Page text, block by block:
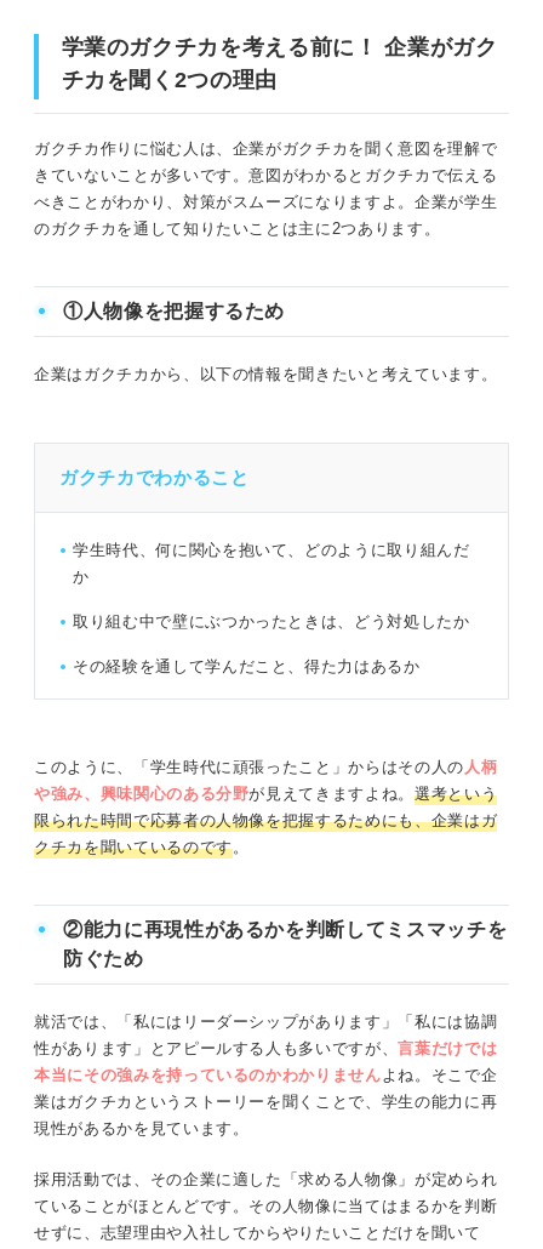
①役割が書いてない
②当たり前のことを書いている
③内容や語句が専門的すぎる
④誇張や嘘がある
学業から自分だけのガクチカを作って選考を突破し
学業のガクチカを考える前に！ 企業がガク
チカを聞く2つの理由
ガクチカ作りに悩む人は、企業がガクチカを聞く意図を理解で
きていないことが多いです。意図がわかるとガクチカで伝える
べきことがわかり、対策がスムーズになりますよ。企業が学生
のガクチカを通して知りたいことは主に2つあります。
①人物像を把握するため
企業はガクチカから、以下の情報を聞きたいと考えています。
ガクチカでわかること
学生時代、何に関心を抱いて、どのように取り組んだ
か
取り組む中で壁にぶつかったときは、どう対処したか
その経験を通して学んだこと、得た力はあるか
このように、「学生時代に頑張ったこと」からはその人の 人柄
や強み、興味関心のある分野が見えてきますよね。 選考という
限られた時間で応募者の人物像を把握するためにも、企業はガ
クチカを聞いているのです。
②能力に再現性があるかを判断してミスマッチを
防ぐため
就活では、「私にはリーダーシップがあります」「私には協調
性があります」とアピールする人も多いですが、言葉だけでは
本当にその強みを持っているのかわかりませんよね。そこで企
業はガクチカというストーリーを聞くことで、学生の能力に再
現性があるかを見ています。
採用活動では、その企業に適した「求める人物像」が定められ
ていることがほとんどです。その人物像に当てはまるかを判断
せずに、志望理由や入社してからやりたいことだけを聞いて
①自分の強みが学業で発揮された場面
②専攻を選んだ理由
③学業で一番長く時間をかけたこと
④一番楽しかった授業
それでも迷ったら！ 学業のガクチカのおすすめテーマ5選
語学
研究
学業のガクチカのシーン別例文14選！
②語学のガクチカ例文
③資格のガクチカ例文
⑤成績のガクチカ例文
①役割が書いてない
②当たり前のことを書いている
④誇張や嘘がある